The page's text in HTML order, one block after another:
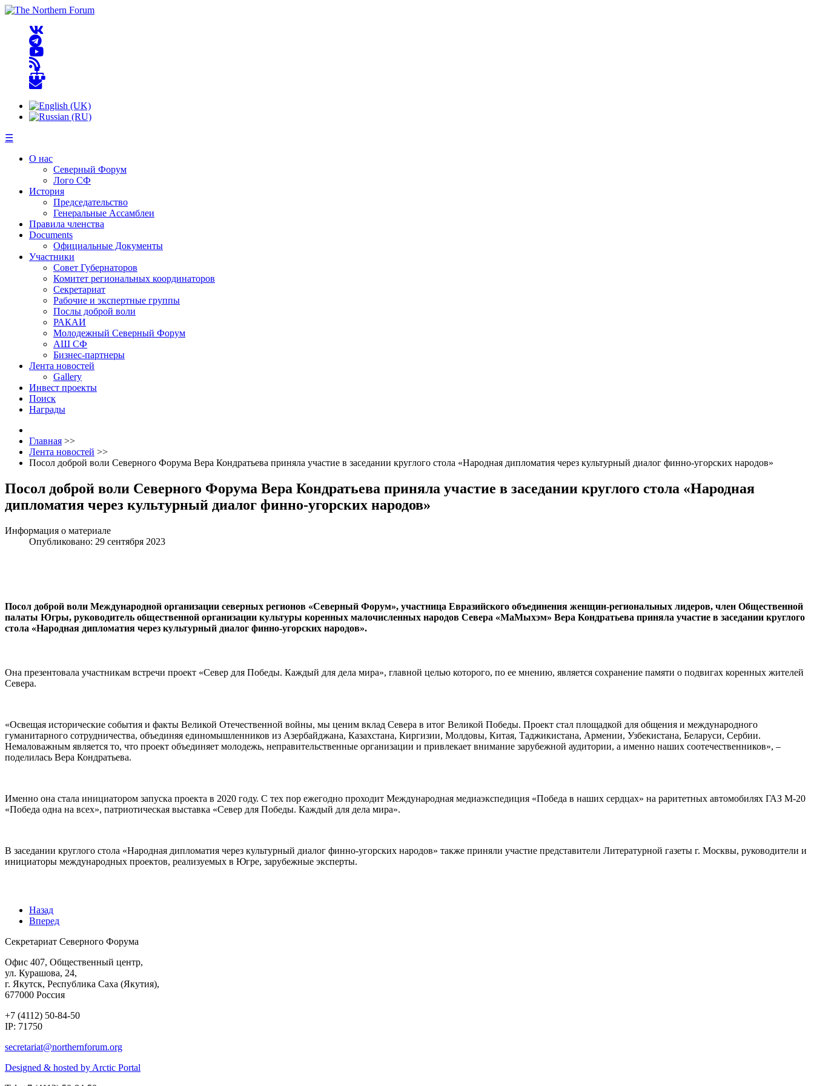
☰
О нас
Северный Форум
Лого СФ
История
Председательство
Генеральные Ассамблеи
Правила членства
Documents
Официальные Документы
Участники
Совет Губернаторов
Комитет региональных координаторов
Секретариат
Рабочие и экспертные группы
Послы доброй воли
РАКАИ
Молодежный Северный Форум
АШ СФ
Бизнес-партнеры
Лента новостей
Gallery
Инвест проекты
Поиск
Награды
Главная >>
Лента новостей >>
Посол доброй воли Северного Форума Вера Кондратьева приняла участие в заседании круглого стола «Народная дипломатия через культурный диалог финно-угорских народов»
Посол доброй воли Северного Форума Вера Кондратьева приняла участие в заседании круглого стола «Народная
дипломатия через культурный диалог финно-угорских народов»
Информация о материале
Опубликовано: 29 сентября 2023
Посол доброй воли Международной организации северных регионов «Северный Форум», участница Евразийского объединения женщин-региональных лидеров, член Общественной
палаты Югры, руководитель общественной организации культуры коренных малочисленных народов Севера «МаМыхэм» Вера Кондратьева приняла участие в заседании круглого
стола «Народная дипломатия через культурный диалог финно-угорских народов».
Она презентовала участникам встречи проект «Север для Победы. Каждый для дела мира», главной целью которого, по ее мнению, является сохранение памяти о подвигах коренных жителей
Севера.
«Освещая исторические события и факты Великой Отечественной войны, мы ценим вклад Севера в итог Великой Победы. Проект стал площадкой для общения и международного
гуманитарного сотрудничества, объединяя единомышленников из Азербайджана, Казахстана, Киргизии, Молдовы, Китая, Таджикистана, Армении, Узбекистана, Беларуси, Сербии.
Немаловажным является то, что проект объединяет молодежь, неправительственные организации и привлекает внимание зарубежной аудитории, а именно наших соотечественников», –
поделилась Вера Кондратьева.
Именно она стала инициатором запуска проекта в 2020 году. С тех пор ежегодно проходит Международная медиаэкспедиция «Победа в наших сердцах» на раритетных автомобилях ГАЗ М-20
«Победа одна на всех», патриотическая выставка «Север для Победы. Каждый для дела мира».
В заседании круглого стола «Народная дипломатия через культурный диалог финно-угорских народов» также приняли участие представители Литературной газеты г. Москвы, руководители и
инициаторы международных проектов, реализуемых в Югре, зарубежные эксперты.
Назад
Вперед
Секретариат Северного Форума
Офис 407, Общественный центр,
ул. Курашова, 24,
г. Якутск, Республика Саха (Якутия),
677000 Россия
+7 (4112) 50-84-50
IP: 71750
Designed & hosted by Arctic Portal